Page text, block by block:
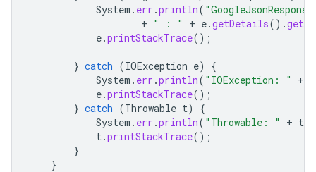
System . err .println(
+ " : " + e.getDetails().
e.printStackTrace();
} catch (IOException e)
{
System . err .println( "IOException: " +
e.printStackTrace();
} catch (Throwable t)
{
System . err .println( "Throwable: " + t
t.printStackTrace();
}
}